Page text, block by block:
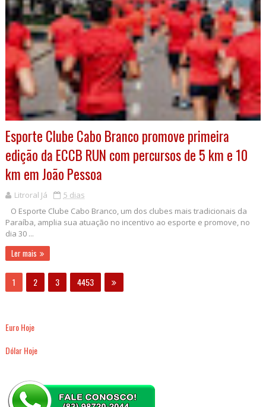
Esporte Clube Cabo Branco promove primeira
edição da ECCB RUN com percursos de 5 km e 10
km em João Pessoa
Litroral Já
5 dias
O Esporte Clube Cabo Branco, um dos clubes mais tradicionais da
Paraíba, amplia sua atuação no incentivo ao esporte e promove, no
dia 30 ...
Ler mais
1 2 3 4453
Euro Hoje
Dólar Hoje